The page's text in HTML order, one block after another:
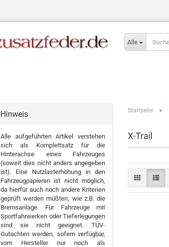
Alle
Startseite »
X-Trail
Hinweis
Alle aufgeführten Artikel verstehen
sich als Komplettsatz für die
Hinterachse eines Fahrzeuges
(soweit dies nicht anders angegeben
ist). Eine Nutzlasterhöhung in den
Fahrzeugpapieren ist nicht möglich,
da hierfür auch noch andere Kriterien
geprüft werden müßten, wie z.B. die
Bremsanlage. Für Fahrzeuge mit
Sportfahrwerken oder Tieferlegungen
sind sie nicht geeignet. TÜV-
Gutachten werden, sofern verfügbar,
vom Hersteller nur noch als